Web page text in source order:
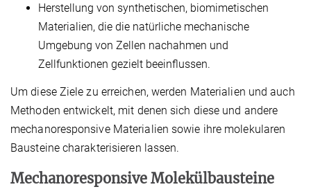
Herstellung von synthetischen, biomimetischen
Materialien, die die natürliche mechanische
Umgebung von Zellen nachahmen und
Zellfunktionen gezielt beeinflussen.
Um diese Ziele zu erreichen, werden Materialien und auch
Methoden entwickelt, mit denen sich diese und andere
mechanoresponsive Materialien sowie ihre molekularen
Bausteine charakterisieren lassen.
Mechanoresponsive Molekülbausteine